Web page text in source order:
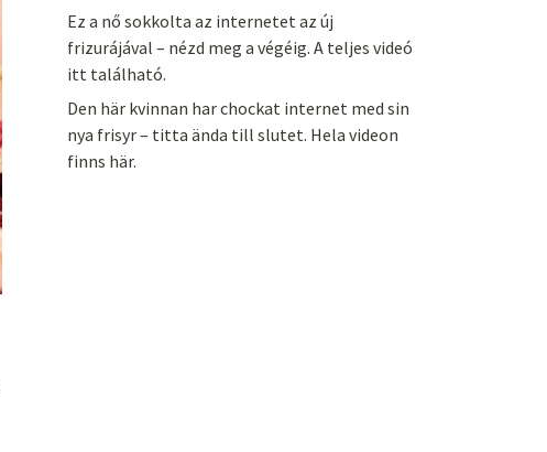
Ez a nő sokkolta az internetet az új
frizurájával – nézd meg a végéig. A teljes videó
itt található.
Den här kvinnan har chockat internet med sin
nya frisyr – titta ända till slutet. Hela videon
finns här.